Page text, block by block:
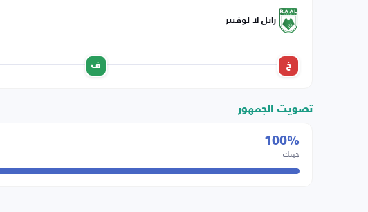
رايل لا لوفيير
خ ف
تصويت الجمهور
100%
جينك